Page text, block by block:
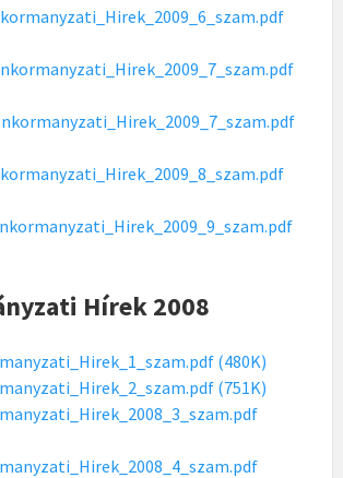
Hírek 2008
(480K)
(751K)